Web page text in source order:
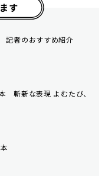
す
記者のおすすめ紹介
斬新な表現 よむたび、